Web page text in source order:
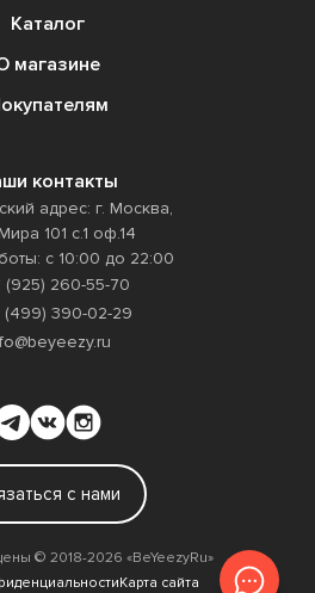
Каталог
магазине
контакты
адрес: г. Москва,
101 с.1 оф.14
с 10:00 до 22:00
(925) 260-55-70
(499) 390-02-29
с нами
©️ 2018-2026 «BeYeezyRu»
Карта сайта